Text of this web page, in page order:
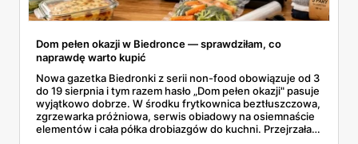
Dom pełen okazji w Biedronce — sprawdziłam, co
naprawdę warto kupić
Nowa gazetka Biedronki z serii non-food obowiązuje od 3
do 19 sierpnia i tym razem hasło „Dom pełen okazji" pasuje
wyjątkowo dobrze. W środku frytkownica beztłuszczowa,
zgrzewarka próżniowa, serwis obiadowy na osiemnaście
elementów i cała półka drobiazgów do kuchni. Przejrzałam